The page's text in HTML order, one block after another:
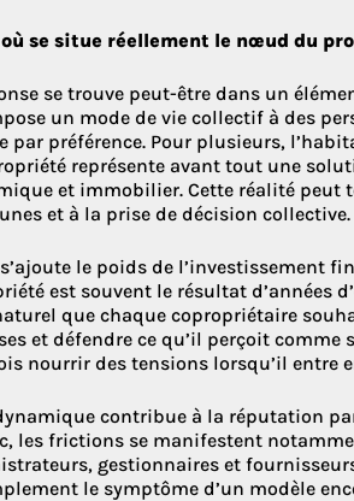
se situe réellement le nœud du
se trouve peut-être dans un
un mode de vie collectif à des
par préférence. Pour plusieurs,
représente avant tout une
et immobilier. Cette réalité peut
et à la prise de décision collective.
le poids de l’investissement
est souvent le résultat d’années
que chaque copropriétaire
et défendre ce qu’il perçoit comme
nourrir des tensions lorsqu’il entre
contribue à la réputation
les frictions se manifestent
gestionnaires et
le symptôme d’un modèle